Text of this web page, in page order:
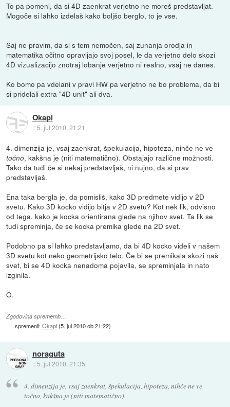
To pa pomeni, da si 4D zaenkrat verjetno ne moreš predstavljat.
Mogoče si lahko izdelaš kako boljšo berglo, to je vse.
Saj ne pravim, da si s tem nemočen, saj zunanja orodja in
matematika očitno opravljajo svoj posel, le da verjetno delo skozi
4D vizualizacijo znotraj lobanje verjetno ni realno, vsaj ne danes.
Ko bomo pa vdelani v pravi HW pa verjetno ne bo problema, da bi
si pridelali extra "4D unit" ali dva.
Okapi
::5. jul 2010, 21:21
4. dimenzija je, vsaj zaenkrat, špekulacija, hipoteza, nihče ne ve
točno, kakšna je (niti matematično). Obstajajo različne možnosti.
Tako da tudi če si nekaj predstavljaš, ni nujno, da si prav
predstavljaš.
Ena taka bergla je, da pomisliš, kako 3D predmete vidijo v 2D
svetu. Kako 3D kocko vidijo bitja v 2D svetu? Kot nek lik, odvisno
od tega, kako je kocka orientirana glede na njihov svet. Ta lik se
tudi spreminja, če se kocka premika glede na 2D svet.
Podobno pa si lahko predstavljamo, da bi 4D kocko videli v našem
3D svetu kot neko geometrijsko telo. Če bi se premikala skozi naš
svet, bi se 4D kocka nenadoma pojavila, se spreminjala in nato
izginila.
O.
Zgodovina sprememb…
spremenil:Okapi(5. jul 2010 ob 21:22)
noraguta
:: 5. jul 2010, 21:35
4. dimenzija je, vsaj zaenkrat, špekulacija, hipoteza, nihče ne ve
točno, kakšna je (niti matematično).